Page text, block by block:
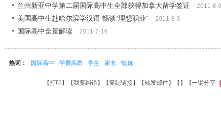
兰州新亚中学第二届国际高中生全部获得加拿大留学签证 2011-8-9
美国高中生赴哈尔滨学汉语 畅谈“理想职业” 2011-8-3
国际高中全景解读 2011-7-19
热词： 国际高中 学费高昂 学生 家长 慎选
【打印 】【我要纠错】【复制链接】【转发邮件】【 】 【一键分享